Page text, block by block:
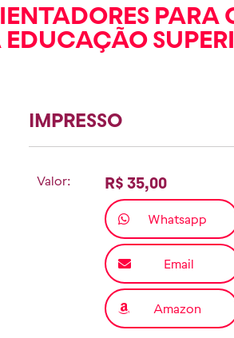
PARA
IMPRESSO
Valor: R$ 35,00
Whatsapp
Email
Amazon